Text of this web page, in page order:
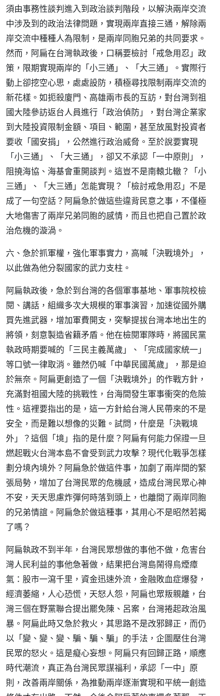
須由事務性談判進入到政治談判階段，以解決兩岸交流
中涉及到的政治法律問題，實現兩岸直接三通，解除兩
岸交流中種種人為限制，是兩岸同胞兄弟的共同要求。
然而，阿扁在台灣執政後，口稱要檢討「戒急用忍」政
策，限期實現兩岸的「小三通」、「大三通」。實際行
動上卻挖空心思，處處設防，積極尋找限制兩岸交流的
新花樣。如扼殺廈門、高雄兩市長的互訪，對台灣到祖
國大陸參訪返台人員進行「政治偵防」，對台灣企業家
到大陸投資限制金額、項目、範圍，甚至放風對投資者
要收「國安捐」，公然進行政治威脅。至於說要實現
「小三通」、「大三通」，卻又不承認「一中原則」，
阻撓海協、海基會重開談判。這豈不是南轅北轍？「小
三通」、「大三通」怎能實現？「檢討戒急用忍」不是
成了一句空話？阿扁急於做這些違背民意之事，不僅極
大地傷害了兩岸兄弟同胞的感情，而且也把自己置於政
治危機的漩渦。
六、急於抓軍權，強化軍事實力，高喊「決戰境外」，
以此做為他分裂國家的武力支柱。
阿扁執政後，急於到台灣的各個軍事基地、軍事院校檢
閱、講話，組織多次大規模的軍事演習，加速從國外購
買先進武器，增加軍費開支，突擊提拔台灣本地出生的
將領，刻意製造省籍矛盾。他在檢閱軍隊時，將國民黨
執政時期要喊的「三民主義萬歲」、「完成國家統一」
等口號一律取消。雖然仍喊「中華民國萬歲」，那是迫
於無奈。阿扁更創造了一個「決戰境外」的作戰方針，
充滿對祖國大陸的挑戰性，台海間發生軍事衝突的危險
性。這裡要指出的是，這一方針給台灣人民帶來的不是
安全，而是難以想像的災難。試問，什麼是「決戰境
外」？這個「境」指的是什麼？阿扁有何能力保證一旦
燃起戰火台灣本島不會受到武力攻擊？現代化戰爭怎樣
劃分境內境外？阿扁急於做這件事，加劇了兩岸間的緊
張局勢，增加了台灣民眾的危機感，造成台灣民眾心神
不安，天天思慮炸彈何時落到頭上，也離間了兩岸同胞
的兄弟情誼。阿扁急於做這種事，其用心不是昭然若揭
了嗎？
阿扁執政不到半年，台灣民眾想做的事他不做，危害台
灣人民利益的事他急著做，結果把台灣島鬧得烏煙瘴
氣：股市一瀉千里，資金迅速外流，金融敗血症爆發，
經濟萎縮，人心恐慌，天怒人怨，阿扁也眾叛親離，台
灣三個在野黨聯合提出罷免陳、呂案，台灣捲起政治風
暴。阿扁此時又急於救火，其思路不是改邪歸正，而仍
以「變、變、變、騙、騙、騙」的手法，企圖壓住台灣
民眾的怒火。這是癡心妄想。阿扁只有回歸正路，順應
時代潮流，真正為台灣民眾謀福利，承認「一中」原
則，改善兩岸關係，為推動兩岸逐漸實現和平統一創造